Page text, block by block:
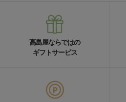
高島屋ならではの
ギフトサービス